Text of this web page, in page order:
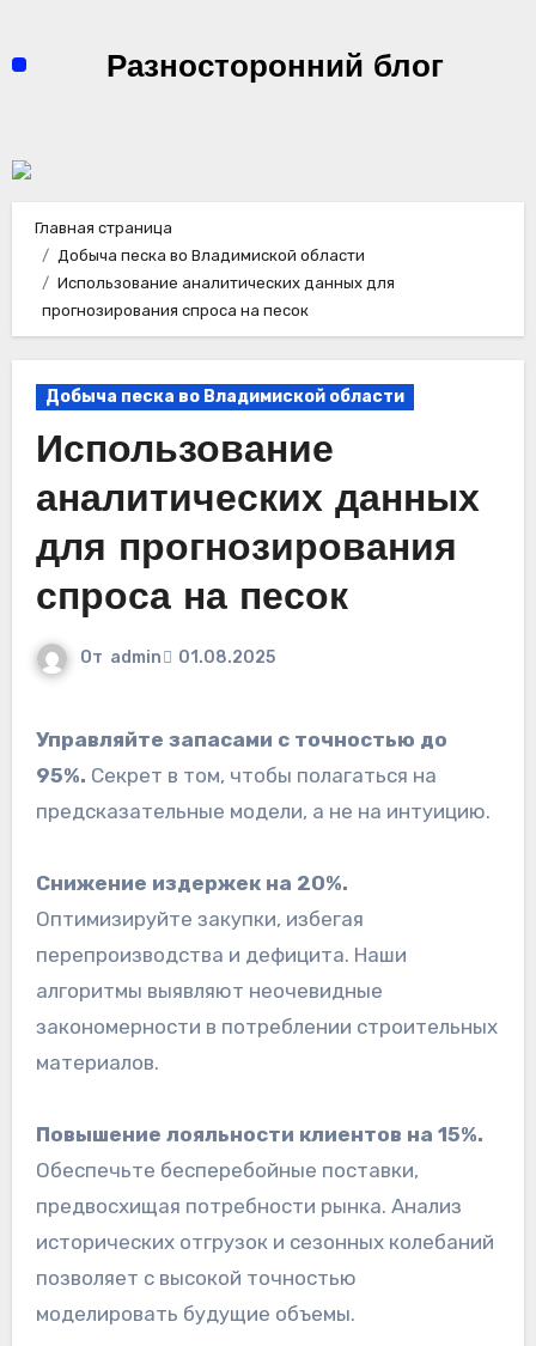
содержимомуРазносторонний блог
Главная страница
Добыча песка во Владимиской области
Использование аналитических данных для
прогнозирования спроса на песок
Добыча песка во Владимиской области
Использование
аналитических данных
для прогнозирования
спроса на песок
От admin 01.08.2025
Управляйте запасами с точностью до
95%. Секрет в том, чтобы полагаться на
предсказательные модели, а не на интуицию.
Снижение издержек на 20%.
Оптимизируйте закупки, избегая
перепроизводства и дефицита. Наши
алгоритмы выявляют неочевидные
закономерности в потреблении строительных
материалов.
Повышение лояльности клиентов на 15%.
Обеспечьте бесперебойные поставки,
предвосхищая потребности рынка. Анализ
исторических отгрузок и сезонных колебаний
позволяет с высокой точностью
моделировать будущие объемы.